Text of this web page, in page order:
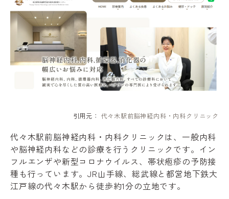
引用元： 代々木駅前脳神経内科・内科クリニック
代々木駅前脳神経内科・内科クリニックは、一般内科
や脳神経内科などの診療を行うクリニックです。イン
フルエンザや新型コロナウイルス、帯状疱疹の予防接
種も行っています。JR山手線、総武線と都営地下鉄大
江戸線の代々木駅から徒歩約1分の立地です。